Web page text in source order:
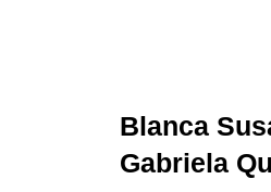
Blanca
Gabriela